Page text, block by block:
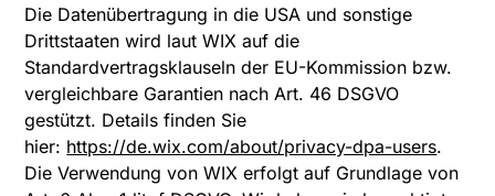
Die Datenübertragung in die USA und sonstige
Drittstaaten wird laut WIX auf die
Standardvertragsklauseln der EU-Kommission bzw.
vergleichbare Garantien nach Art. 46 DSGVO
gestützt. Details finden Sie
hier: https://de.wix.com/about/privacy-dpa-users.
Die Verwendung von WIX erfolgt auf Grundlage von